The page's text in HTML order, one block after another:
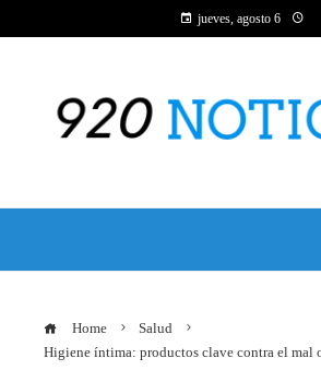
jueves, agosto 6
Home
Salud
Higiene íntima: productos clave contra el mal